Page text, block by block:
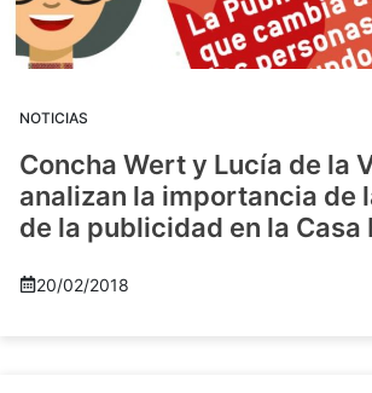
NOTICIAS
Concha Wert y Lucía de la
analizan la importancia de
de la publicidad en la Casa
20/02/2018